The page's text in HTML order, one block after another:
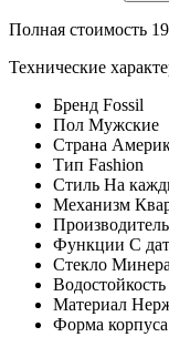
Полная стоимость
Технические
Бренд Fossil
Пол Мужские
Страна
Тип Fashion
Стиль На
Механизм
Функции С
Стекло
Водостойкость
Материал
Форма корпуса